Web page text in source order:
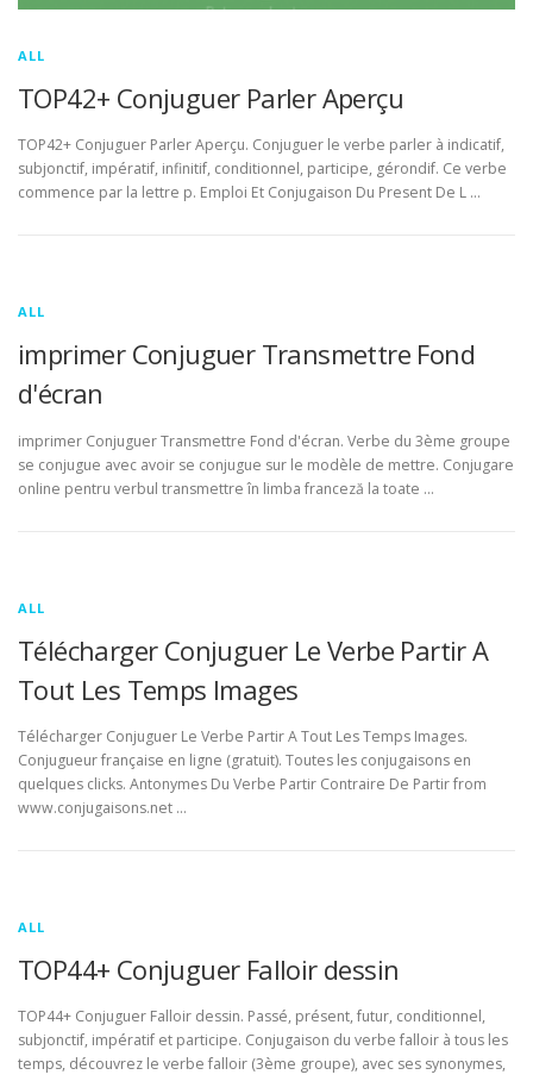
ALL
TOP42+ Conjuguer Parler Aperçu
TOP42+ Conjuguer Parler Aperçu. Conjuguer le verbe parler à indicatif,
subjonctif, impératif, infinitif, conditionnel, participe, gérondif. Ce verbe
commence par la lettre p. Emploi Et Conjugaison Du Present De L …
ALL
imprimer Conjuguer Transmettre Fond
d'écran
imprimer Conjuguer Transmettre Fond d'écran. Verbe du 3ème groupe
se conjugue avec avoir se conjugue sur le modèle de mettre. Conjugare
online pentru verbul transmettre în limba franceză la toate …
ALL
Télécharger Conjuguer Le Verbe Partir A
Tout Les Temps Images
Télécharger Conjuguer Le Verbe Partir A Tout Les Temps Images.
Conjugueur française en ligne (gratuit). Toutes les conjugaisons en
quelques clicks. Antonymes Du Verbe Partir Contraire De Partir from
www.conjugaisons.net …
ALL
TOP44+ Conjuguer Falloir dessin
TOP44+ Conjuguer Falloir dessin. Passé, présent, futur, conditionnel,
subjonctif, impératif et participe. Conjugaison du verbe falloir à tous les
temps, découvrez le verbe falloir (3ème groupe), avec ses synonymes,